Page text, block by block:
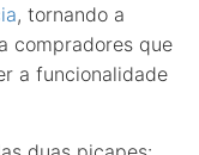
, tornando a
compradores que
a funcionalidade